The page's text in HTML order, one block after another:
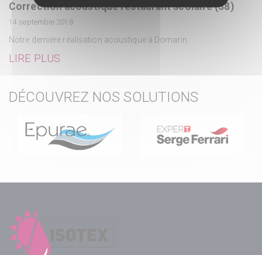
Correction acoustique restaurant scolaire (38)
14 septembre 2018
Notre dernière réalisation acoustique à Domarin.
LIRE PLUS
DÉCOUVREZ NOS SOLUTIONS